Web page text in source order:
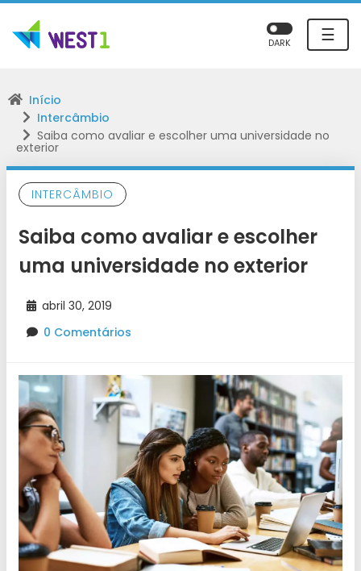
☰
DARK
Início
Intercâmbio
Saiba como avaliar e escolher uma universidade no
exterior
INTERCÂMBIO
Saiba como avaliar e escolher
uma universidade no exterior
abril 30, 2019
0 Comentários